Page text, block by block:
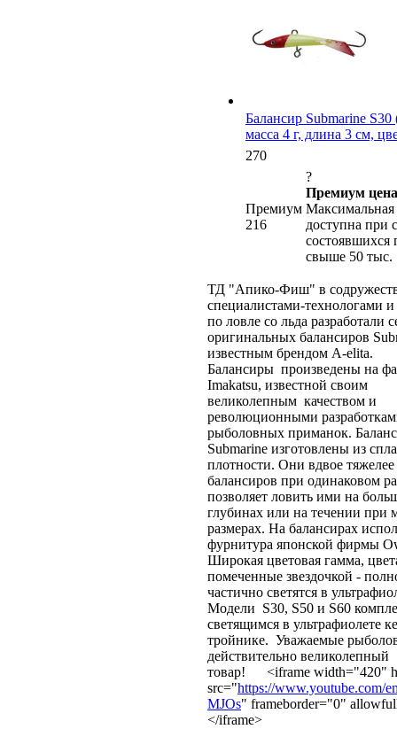
Балансир Submarine
масса 4 г, длина 3 см,
270
Премиум
216
?
Премиум
доступна при
состоявшихся
свыше 50 тыс.
ТД "Апико-Фиш" в
специалистами-технологами
по ловле со льда разработали
оригинальных балансиров
известным брендом A-elita.
Балансиры произведены на
Imakatsu, известной своим
великолепным качеством и
революционными
рыболовных приманок.
Submarine изготовлены из
плотности. Они вдвое
балансиров при одинаковом
позволяет ловить ими на
глубинах или на течении при
размерах. На балансирах
фурнитура японской фирмы
Широкая цветовая гамма,
помеченные звездочкой -
частично светятся в
Модели S30, S50 и S60
светящимся в ультрафиолете
тройнике. Уважаемые
действительно великолепный
товар! <iframe width="420"
src="https://www.youtube.com/
MJOs" frameborder="0"
</iframe>